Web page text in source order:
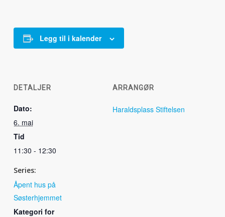
Legg til i kalender
DETALJER
Dato:
6. mai
Tid
11:30 - 12:30
Series:
Åpent hus på
Søsterhjemmet
Kategori for
ARRANGØR
Haraldsplass Stiftelsen